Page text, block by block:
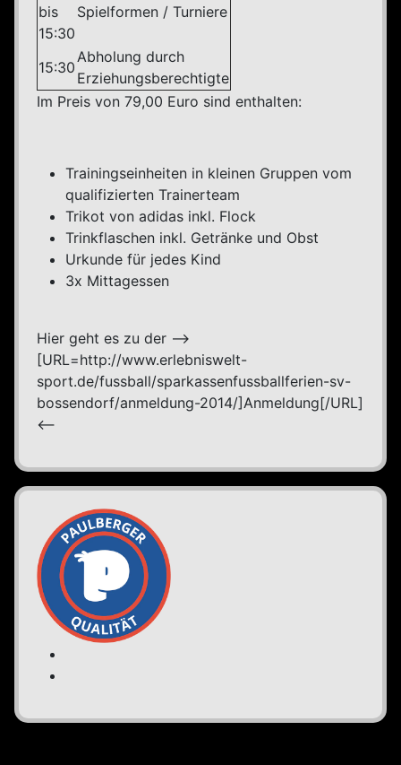
bis
15:30
Spielformen / Turniere
15:30
Abholung durch
Erziehungsberechtigte
Im Preis von 79,00 Euro sind enthalten:
Trainingseinheiten in kleinen Gruppen vom
qualifizierten Trainerteam
Trikot von adidas inkl. Flock
Trinkflaschen inkl. Getränke und Obst
Urkunde für jedes Kind
3x Mittagessen
Hier geht es zu der -->
[URL=http://www.erlebniswelt-
sport.de/fussball/sparkassenfussballferien-sv-
bossendorf/anmeldung-2014/]Anmeldung[/URL]
<--